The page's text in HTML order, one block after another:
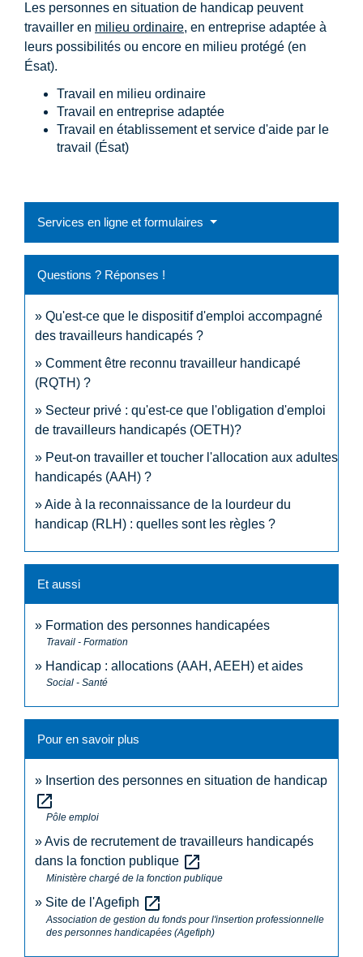
Les personnes en situation de handicap peuvent
travailler en milieu ordinaire, en entreprise adaptée à
leurs possibilités ou encore en milieu protégé (en
Ésat).
Travail en milieu ordinaire
Travail en entreprise adaptée
Travail en établissement et service d'aide par le
travail (Ésat)
Services en ligne et formulaires
Questions ? Réponses !
Qu'est-ce que le dispositif d'emploi accompagné
des travailleurs handicapés ?
Comment être reconnu travailleur handicapé
(RQTH) ?
Secteur privé : qu'est-ce que l'obligation d'emploi
de travailleurs handicapés (OETH)?
Peut-on travailler et toucher l'allocation aux adultes
handicapés (AAH) ?
Aide à la reconnaissance de la lourdeur du
handicap (RLH) : quelles sont les règles ?
Et aussi
Formation des personnes handicapées
Travail - Formation
Handicap : allocations (AAH, AEEH) et aides
Social - Santé
Pour en savoir plus
Insertion des personnes en situation de handicap
open_in_new
Pôle emploi
Avis de recrutement de travailleurs handicapés
dans la fonction publique open_in_new
Ministère chargé de la fonction publique
Site de l'Agefiph open_in_new
Association de gestion du fonds pour l'insertion professionnelle
des personnes handicapées (Agefiph)